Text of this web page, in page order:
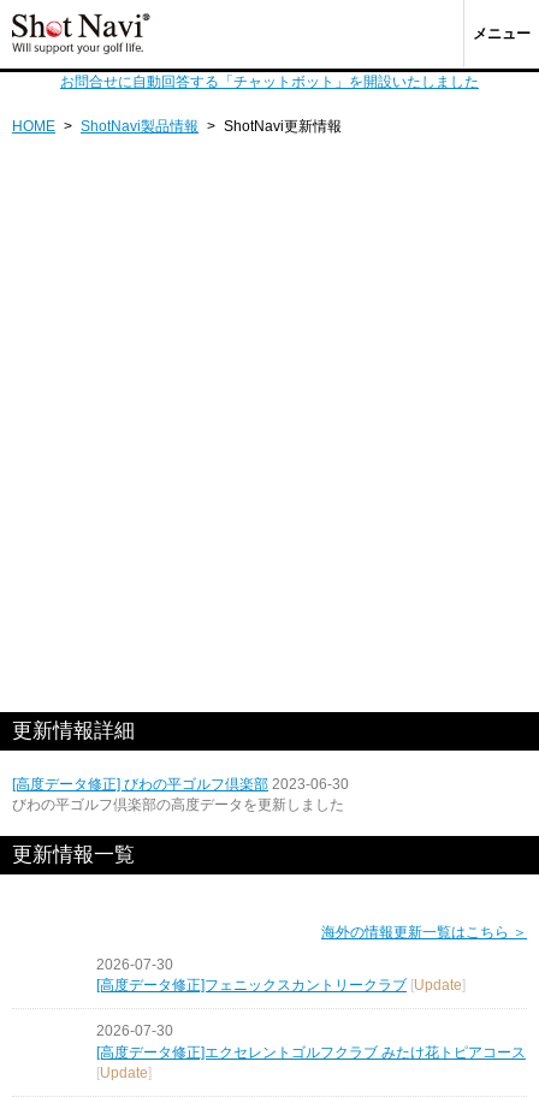
メニュー
お問合せに自動回答する「チャットボット」を開設いたしました
HOME > ShotNavi製品情報 > ShotNavi更新情報
更新情報詳細
[高度データ修正] びわの平ゴルフ倶楽部 2023-06-30
びわの平ゴルフ倶楽部の高度データを更新しました
更新情報一覧
海外の情報更新一覧はこちら ＞
2026-07-30
[高度データ修正]フェニックスカントリークラブ
Update
2026-07-30
[高度データ修正]エクセレントゴルフクラブ みたけ花トピアコース
[Update]